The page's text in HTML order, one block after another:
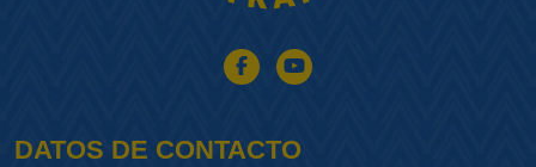
DATOS DE CONTACTO